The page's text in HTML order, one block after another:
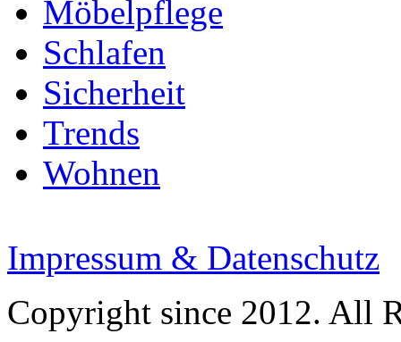
Möbelpflege
Schlafen
Sicherheit
Trends
Wohnen
Impressum & Datenschutz
Copyright since 2012. All